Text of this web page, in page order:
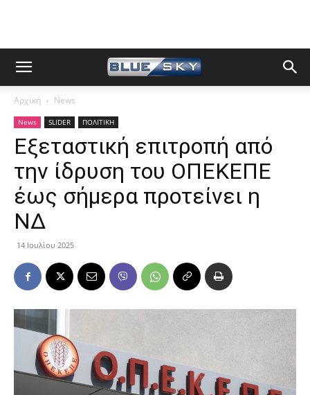
Αρχική News
News SLIDER ΠΟΛΙΤΙΚΗ
Eξεταστική επιτροπή από
την ίδρυση του ΟΠΕΚΕΠΕ
έως σήμερα προτείνει η
ΝΔ
14 Ιουλίου 2025